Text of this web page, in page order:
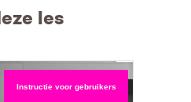
les
Instructie voor gebruikers